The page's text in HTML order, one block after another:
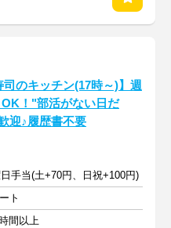
司のキッチン(17時～)】週
OK！"部活がない日だ
迎♪履歴書不要
手当(土+70円、日祝+100円)
ト
間以上